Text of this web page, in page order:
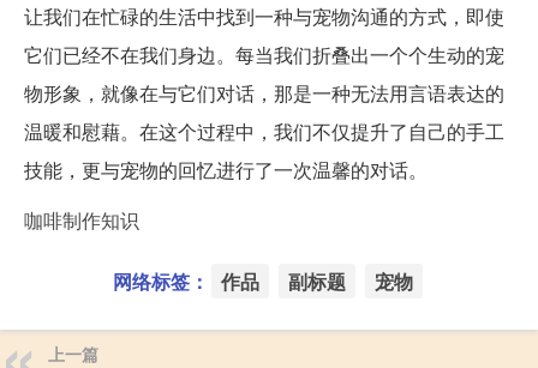
让我们在忙碌的生活中找到一种与宠物沟通的方式，即使
它们已经不在我们身边。每当我们折叠出一个个生动的宠
物形象，就像在与它们对话，那是一种无法用言语表达的
温暖和慰藉。在这个过程中，我们不仅提升了自己的手工
技能，更与宠物的回忆进行了一次温馨的对话。
咖啡制作知识
网络标签： 作品 副标题 宠物
上一篇